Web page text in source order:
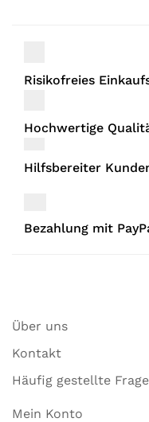
Risikofreies
Hochwertige
Hilfsbereiter
Bezahlung mit
Über uns
Kontakt
Häufig gestellte
Mein Konto